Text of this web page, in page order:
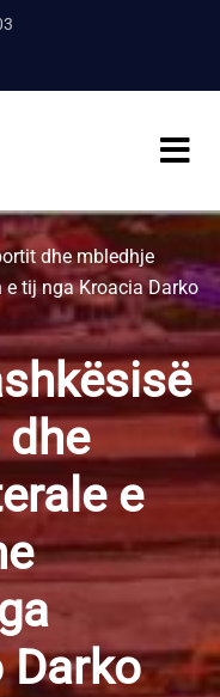
dhe mbledhje
tij nga Kroacia Darko
e
Darko